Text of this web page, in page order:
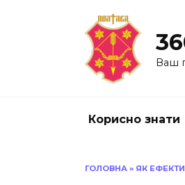
Ваш
Корисно знати
ГОЛОВНА » ЯК